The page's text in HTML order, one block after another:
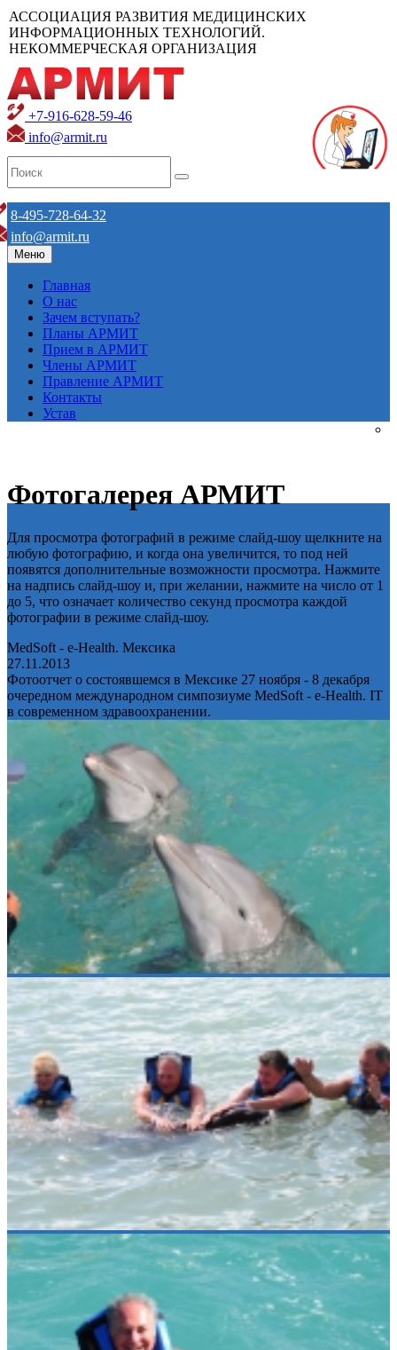
АССОЦИАЦИЯ РАЗВИТИЯ МЕДИЦИНСКИХ
ИНФОРМАЦИОННЫХ ТЕХНОЛОГИЙ.
НЕКОММЕРЧЕСКАЯ ОРГАНИЗАЦИЯ
+7-916-628-59-46
info@armit.ru
8-495-728-64-32
info@armit.ru
Меню
Главная
О нас
Зачем вступать?
Планы АРМИТ
Прием в АРМИТ
Члены АРМИТ
Правление АРМИТ
Контакты
Устав
Фотогалерея АРМИТ
Для просмотра фотографий в режиме слайд-шоу щелкните на
любую фотографию, и когда она увеличится, то под ней
появятся дополнительные возможности просмотра. Нажмите
на надпись слайд-шоу и, при желании, нажмите на число от 1
до 5, что означает количество секунд просмотра каждой
фотографии в режиме слайд-шоу.
MedSoft - e-Health. Мексика
27.11.2013
Фотоотчет о состоявшемся в Мексике 27 ноября - 8 декабря
очередном международном симпозиуме MedSoft - e-Health. IT
в современном здравоохранении.